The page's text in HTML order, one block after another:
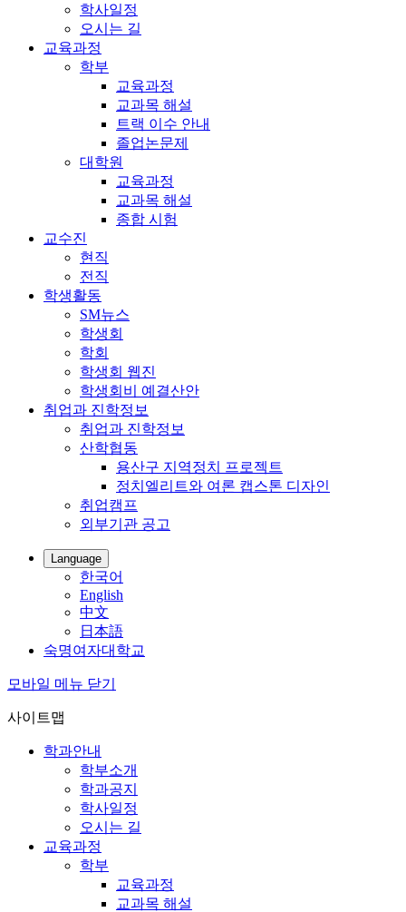
학사일정
오시는 길
교육과정
학부
교육과정
교과목 해설
트랙 이수 안내
졸업논문제
대학원
교육과정
교과목 해설
종합 시험
교수진
현직
전직
학생활동
SM뉴스
학생회
학회
학생회 웹진
학생회비 예결산안
취업과 진학정보
취업과 진학정보
산학협동
용산구 지역정치 프로젝트
정치엘리트와 여론 캡스톤 디자인
취업캠프
외부기관 공고
Language
한국어
English
中文
日本語
숙명여자대학교
모바일 메뉴 닫기
사이트맵
학과안내
학부소개
학과공지
학사일정
오시는 길
교육과정
학부
교육과정
교과목 해설